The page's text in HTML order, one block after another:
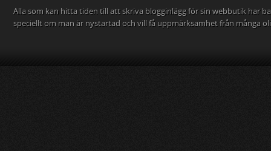
Alla som kan hitta tiden till att skriva blogginlägg för sin webbutik har
speciellt om man är nystartad och vill få uppmärksamhet från många